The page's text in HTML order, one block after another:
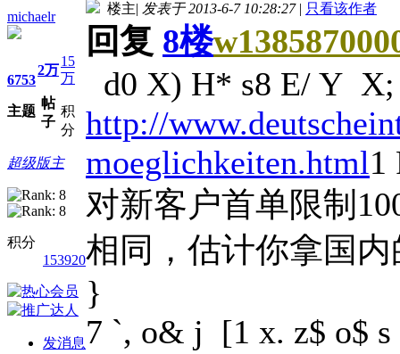
michaelr
6753
主题
2万
帖
子
15
万
积
分
超级版主
积分
153920
发消息
楼主| 发表于 2013-6-7 10:28:27 | 只看该作者
回复 8楼
d0 X) H* s8 E/ Y X;
http://
moeglichkeiten.html1
对新客户首单限制
相同，估计你拿国
}
7 `, o& j [1 x. z$ o$ s